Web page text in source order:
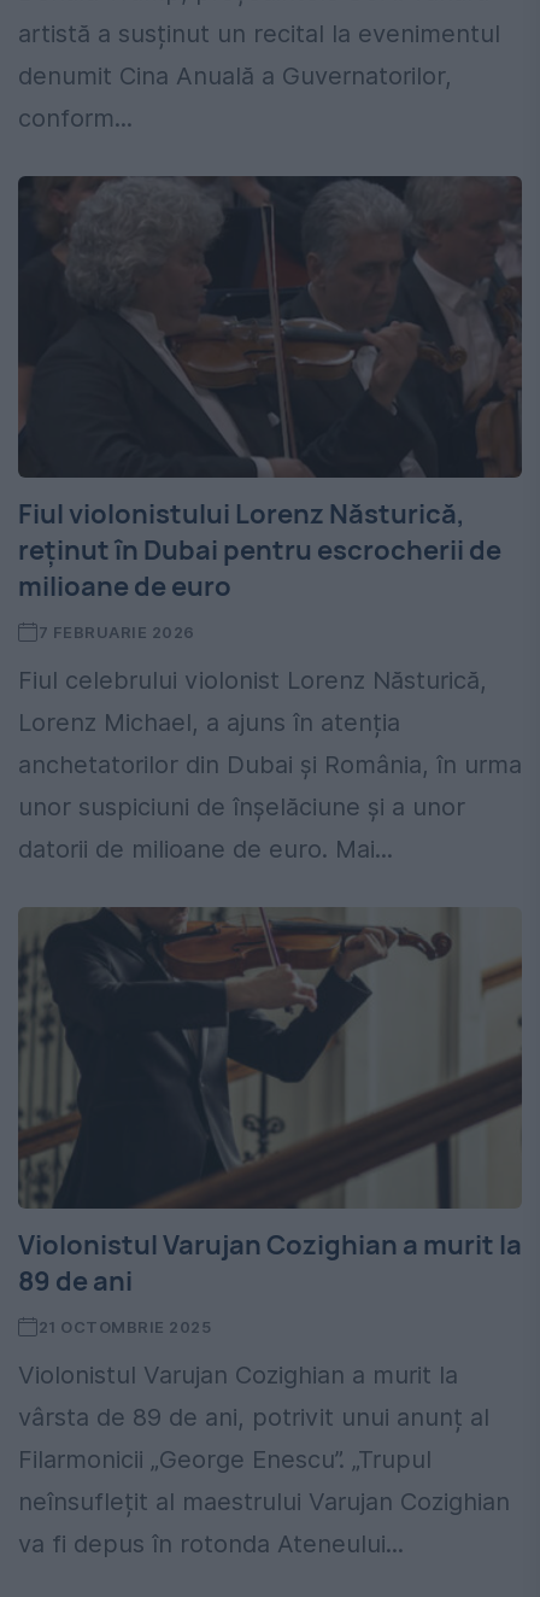
artistă a susținut un recital la evenimentul
denumit Cina Anuală a Guvernatorilor,
conform...
Fiul violonistului Lorenz Năsturică,
reținut în Dubai pentru escrocherii de
milioane de euro
7 FEBRUARIE 2026
Fiul celebrului violonist Lorenz Năsturică,
Lorenz Michael, a ajuns în atenția
anchetatorilor din Dubai și România, în urma
unor suspiciuni de înșelăciune și a unor
datorii de milioane de euro. Mai...
Violonistul Varujan Cozighian a murit la
89 de ani
21 OCTOMBRIE 2025
Violonistul Varujan Cozighian a murit la
vârsta de 89 de ani, potrivit unui anunț al
Filarmonicii „George Enescu”. „Trupul
neînsuflețit al maestrului Varujan Cozighian
va fi depus în rotonda Ateneului...